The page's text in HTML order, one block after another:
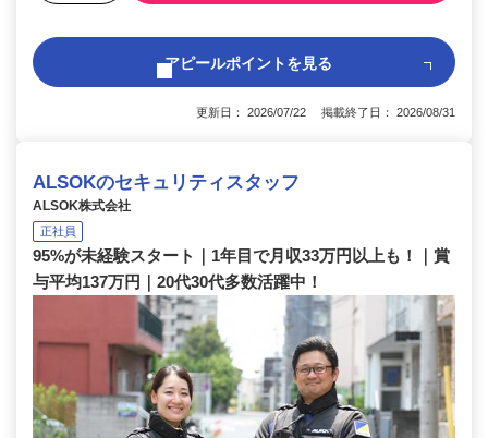
アピールポイントを見る
更新日： 2026/07/22 掲載終了日： 2026/08/31
ALSOKのセキュリティスタッフ
ALSOK株式会社
正社員
95%が未経験スタート｜1年目で月収33万円以上も！｜賞
与平均137万円｜20代30代多数活躍中！